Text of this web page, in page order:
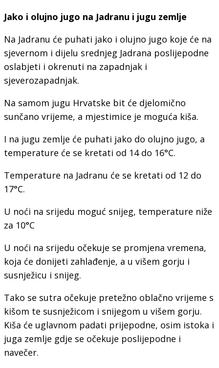
Jako i olujno jugo na Jadranu i jugu zemlje
Na Jadranu će puhati jako i olujno jugo koje će na
sjevernom i dijelu srednjeg Jadrana poslijepodne
oslabjeti i okrenuti na zapadnjak i
sjeverozapadnjak.
Na samom jugu Hrvatske bit će djelomično
sunčano vrijeme, a mjestimice je moguća kiša.
I na jugu zemlje će puhati jako do olujno jugo, a
temperature će se kretati od 14 do 16°C.
Temperature na Jadranu će se kretati od 12 do
17°C.
U noći na srijedu moguć snijeg, temperature niže
za 10°C
U noći na srijedu očekuje se promjena vremena,
koja će donijeti zahlađenje, a u višem gorju i
susnježicu i snijeg.
Tako se sutra očekuje pretežno oblačno vrijeme s
kišom te susnježicom i snijegom u višem gorju.
Kiša će uglavnom padati prijepodne, osim istoka i
juga zemlje gdje se očekuje poslijepodne i
navečer.